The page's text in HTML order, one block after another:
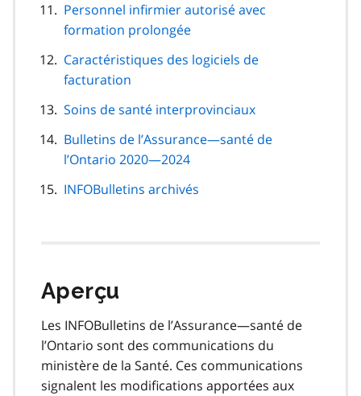
Personnel infirmier autorisé avec
formation prolongée
Caractéristiques des logiciels de
facturation
Soins de santé interprovinciaux
Bulletins de l’Assurance—santé de
l’Ontario 2020—2024
INFOBulletins archivés
Aperçu
Les INFOBulletins de l’Assurance—santé de
l’Ontario sont des communications du
ministère de la Santé. Ces communications
signalent les modifications apportées aux